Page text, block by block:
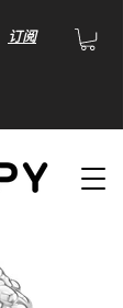
订阅